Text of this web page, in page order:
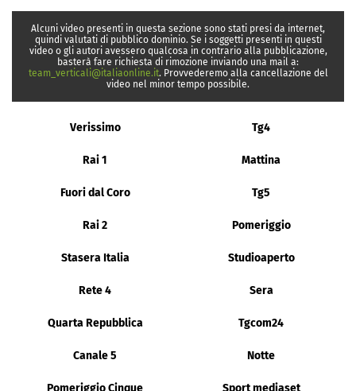
Alcuni video presenti in questa sezione sono stati presi da internet,
quindi valutati di pubblico dominio. Se i soggetti presenti in questi
video o gli autori avessero qualcosa in contrario alla pubblicazione,
basterà fare richiesta di rimozione inviando una mail a:
team_verticali@italiaonline.it. Provvederemo alla cancellazione del
video nel minor tempo possibile.
Verissimo Tg4
Rai 1 Mattina
Fuori dal Coro Tg5
Rai 2 Pomeriggio
Stasera Italia Studioaperto
Rete 4 Sera
Quarta Repubblica Tgcom24
Canale 5 Notte
Pomeriggio Cinque Sport mediaset